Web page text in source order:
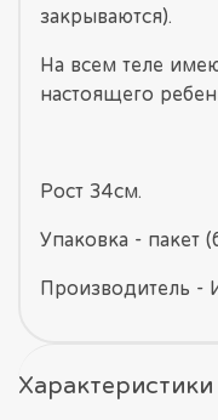
закрываются).
На всем теле
настоящего
Рост 34см.
Упаковка - пакет
Производитель -
Характеристики